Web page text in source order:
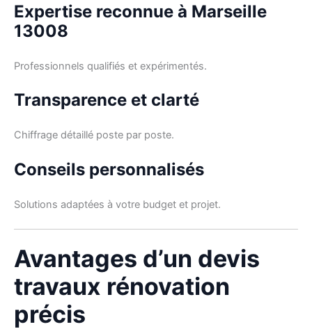
Expertise reconnue à Marseille
13008
Professionnels qualifiés et expérimentés.
Transparence et clarté
Chiffrage détaillé poste par poste.
Conseils personnalisés
Solutions adaptées à votre budget et projet.
Avantages d’un devis
travaux rénovation
précis